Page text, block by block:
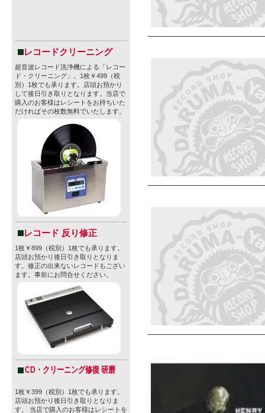
レコードクリーニング
超音波レコード洗浄機による「レコー
ド・クリーニング」。1枚￥499（税
別）1枚でも承ります。店頭お預かり
して後日引き取りとなります。当店で
購入のお客様はレシートをお持ちいた
だければその枚数無料でいたします。
レコード 反り修正
1枚￥899（税別）1枚でも承ります。
店頭お預かり後日引き取りとなりま
す。修正の出来ないレコードもござい
ます。事前にお問合せください。
CD・クリーニング修復 研磨
1枚￥399（税別）1枚でも承ります。
店頭お預かり後日引き取りとなりま
す。 当店で購入のお客様はレシートを